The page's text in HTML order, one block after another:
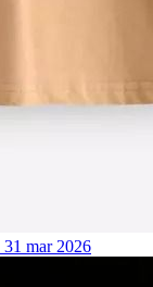
31 mar 2026